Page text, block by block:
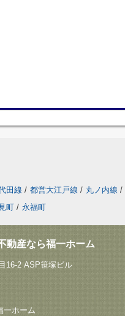
田線 / 都営大江戸線 / 丸ノ内線 /
町 / 永福町
動産なら福一ホーム
16-2 ASP笹塚ビル
一ホーム